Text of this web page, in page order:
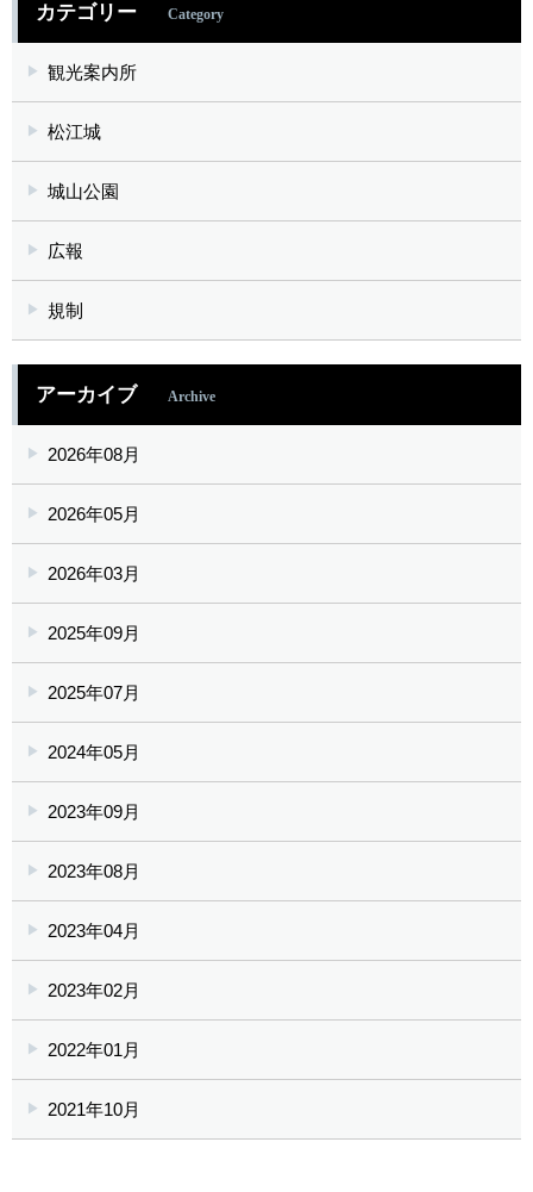
カテゴリー Category
観光案内所
松江城
城山公園
広報
規制
アーカイブ Archive
2026年08月
2026年05月
2026年03月
2025年09月
2025年07月
2024年05月
2023年09月
2023年08月
2023年04月
2023年02月
2022年01月
2021年10月